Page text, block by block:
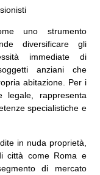
uno strumento
diversificare gli
immediate di
anziani che
abitazione. Per i
legale, rappresenta
specialistiche e
in nuda proprietà,
città come Roma e
di mercato